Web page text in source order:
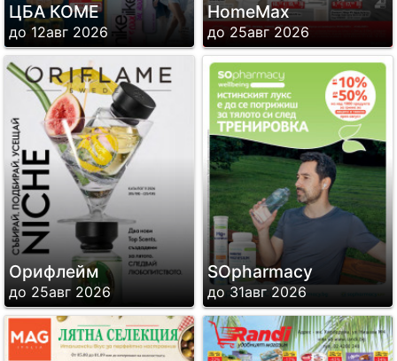
ЦБА КОМЕ
до 12авг 2026
HomeMax
до 25авг 2026
Орифлейм
до 25авг 2026
SОpharmacy
до 31авг 2026